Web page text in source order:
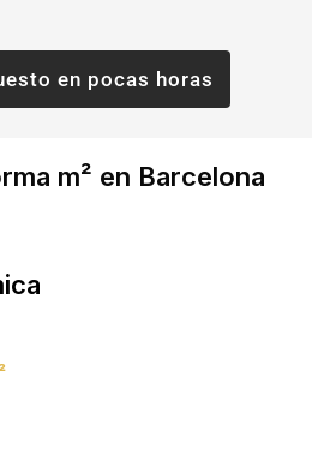
en pocas horas
m² en Barcelona